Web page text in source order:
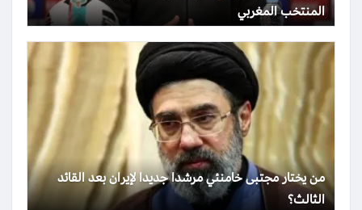
المنتخب المغربي
من يختار مجتبى خامنئي مرشدا جديدا لإيران بعد القائد
الثالث؟